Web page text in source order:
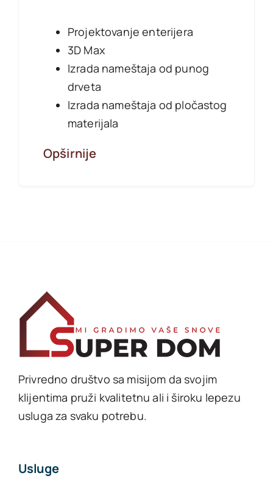
Projektovanje enterijera
3D Max
Izrada nameštaja od punog
drveta
Izrada nameštaja od pločastog
materijala
Opširnije
Privredno društvo sa misijom da svojim
klijentima pruži kvalitetnu ali i široku lepezu
usluga za svaku potrebu.
Usluge